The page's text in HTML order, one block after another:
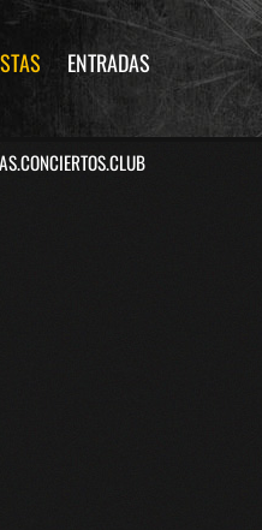
ENTRADAS